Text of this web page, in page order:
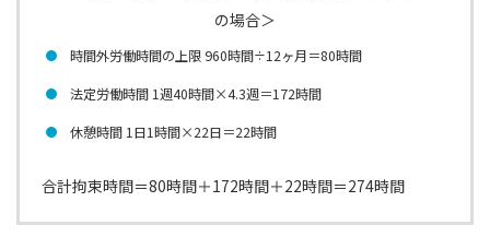
の場合＞
時間外労働時間の上限 960時間÷12ヶ月＝80時間
法定労働時間 1週40時間×4.3週＝172時間
休憩時間 1⽇1時間×22⽇＝22時間
合計拘束時間＝80時間＋172時間＋22時間＝274時間